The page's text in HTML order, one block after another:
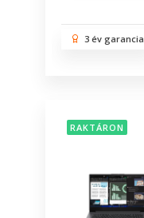
3 év garancia
RAKTÁRON